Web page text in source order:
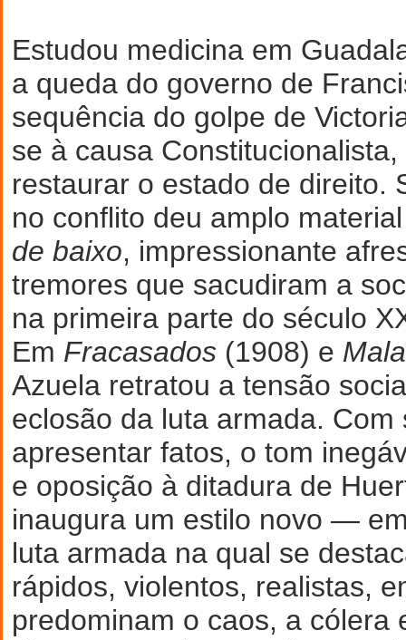
Estudou medicina em
a queda do governo de
sequência do golpe de
se à causa
restaurar o estado de direito.
no conflito deu amplo
de baixo, impressionante
tremores que sacudiram a
na primeira parte do século
Em Fracasados (1908) e
Azuela retratou a tensão
eclosão da luta armada. Com
apresentar fatos, o tom
e oposição à ditadura de
inaugura um estilo novo —
luta armada na qual se
rápidos, violentos, realistas,
predominam o caos, a cólera